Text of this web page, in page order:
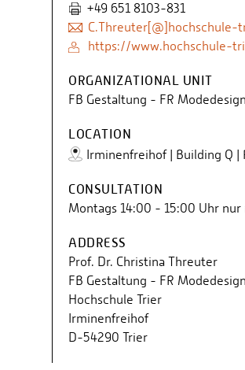
+49 651 8103-831
C.Threuter[@]hochschule-
https://www.hochschule-
ORGANIZATIONAL UNIT
FB Gestaltung - FR Modedesign
LOCATION
Irminenfreihof | Building Q |
CONSULTATION
Montags 14:00 - 15:00 Uhr
ADDRESS
Prof. Dr. Christina Threuter
FB Gestaltung - FR Modedesign
Hochschule Trier
Irminenfreihof
D-54290 Trier